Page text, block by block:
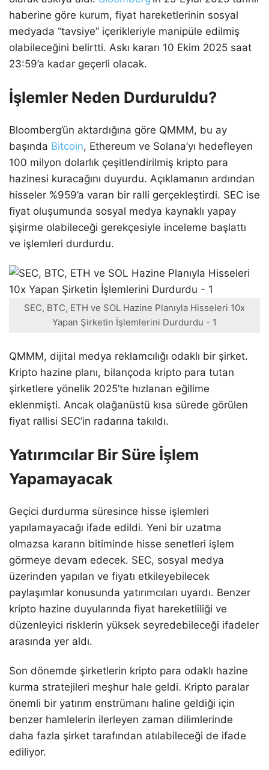
haberine göre kurum, fiyat hareketlerinin sosyal
medyada “tavsiye” içerikleriyle manipüle edilmiş
olabileceğini belirtti. Askı kararı 10 Ekim 2025 saat
23:59’a kadar geçerli olacak.
İşlemler Neden Durduruldu?
Bloomberg’ün aktardığına göre QMMM, bu ay
başında Bitcoin, Ethereum ve Solana’yı hedefleyen
100 milyon dolarlık çeşitlendirilmiş kripto para
hazinesi kuracağını duyurdu. Açıklamanın ardından
hisseler %959’a varan bir ralli gerçekleştirdi. SEC ise
fiyat oluşumunda sosyal medya kaynaklı yapay
şişirme olabileceği gerekçesiyle inceleme başlattı
ve işlemleri durdurdu.
SEC, BTC, ETH ve SOL Hazine Planıyla Hisseleri 10x
Yapan Şirketin İşlemlerini Durdurdu - 1
QMMM, dijital medya reklamcılığı odaklı bir şirket.
Kripto hazine planı, bilançoda kripto para tutan
şirketlere yönelik 2025’te hızlanan eğilime
eklenmişti. Ancak olağanüstü kısa sürede görülen
fiyat rallisi SEC’in radarına takıldı.
Yatırımcılar Bir Süre İşlem
Yapamayacak
Geçici durdurma süresince hisse işlemleri
yapılamayacağı ifade edildi. Yeni bir uzatma
olmazsa kararın bitiminde hisse senetleri işlem
görmeye devam edecek. SEC, sosyal medya
üzerinden yapılan ve fiyatı etkileyebilecek
paylaşımlar konusunda yatırımcıları uyardı. Benzer
kripto hazine duyularında fiyat hareketliliği ve
düzenleyici risklerin yüksek seyredebileceği ifadeler
arasında yer aldı.
Son dönemde şirketlerin kripto para odaklı hazine
kurma stratejileri meşhur hale geldi. Kripto paralar
önemli bir yatırım enstrümanı haline geldiği için
benzer hamlelerin ilerleyen zaman dilimlerinde
daha fazla şirket tarafından atılabileceği de ifade
ediliyor.